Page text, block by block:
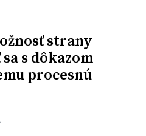
strany
s dôkazom
procesnú